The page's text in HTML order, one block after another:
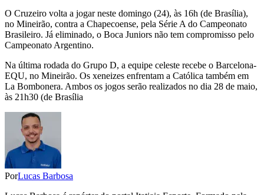
O Cruzeiro volta a jogar neste domingo (24), às 16h (de Brasília),
no Mineirão, contra a Chapecoense, pela Série A do Campeonato
Brasileiro. Já eliminado, o Boca Juniors não tem compromisso pelo
Campeonato Argentino.
Na última rodada do Grupo D, a equipe celeste recebe o Barcelona-
EQU, no Mineirão. Os xeneizes enfrentam a Católica também em
La Bombonera. Ambos os jogos serão realizados no dia 28 de maio,
às 21h30 (de Brasília
PorLucas Barbosa